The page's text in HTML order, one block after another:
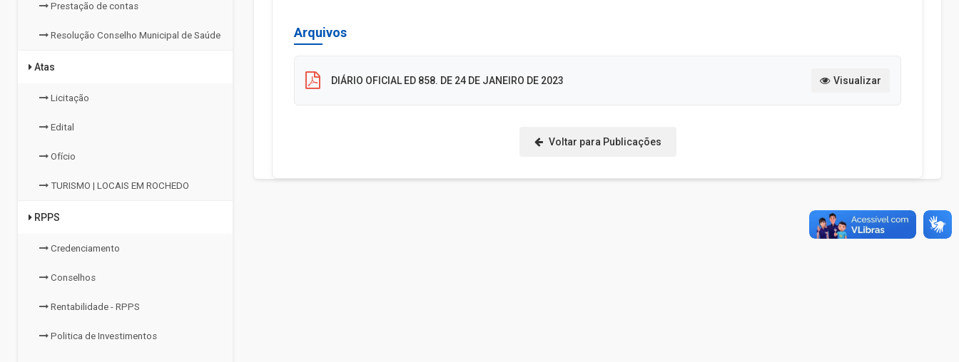
Prestação de contas
Resolução Conselho Municipal de Saúde
Atas
Licitação
Edital
Ofício
TURISMO | LOCAIS EM ROCHEDO
RPPS
Credenciamento
Conselhos
Rentabilidade - RPPS
Politica de Investimentos
Arquivos
DIÁRIO OFICIAL ED 858. DE 24 DE JANEIRO DE 2023 Visualizar
Voltar para Publicações